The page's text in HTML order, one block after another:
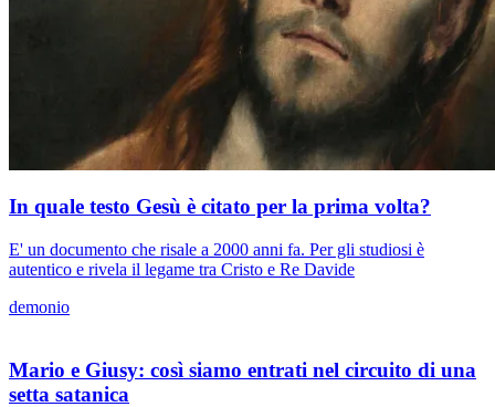
In quale testo Gesù è citato per la prima volta?
E' un documento che risale a 2000 anni fa. Per gli studiosi è
autentico e rivela il legame tra Cristo e Re Davide
demonio
Mario e Giusy: così siamo entrati nel circuito di una
setta satanica